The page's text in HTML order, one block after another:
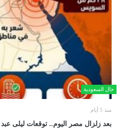
حال السعودية
منذ 5 أيام